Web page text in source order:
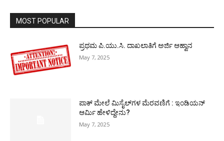
MOST POPULAR
ಪ್ರಥಮ ಪಿ.ಯು.ಸಿ. ದಾಖಲಾತಿಗೆ ಅರ್ಜಿ ಆಹ್ವಾನ
May 7, 2025
ಪಾಕ್​ ಮೇಲೆ ಮಿಸೈಲ್​ಗಳ ಮೆರವಣಿಗೆ : ಇಂಡಿಯನ್
ಆರ್ಮಿ ಹೇಳಿದ್ದೇನು?
May 7, 2025